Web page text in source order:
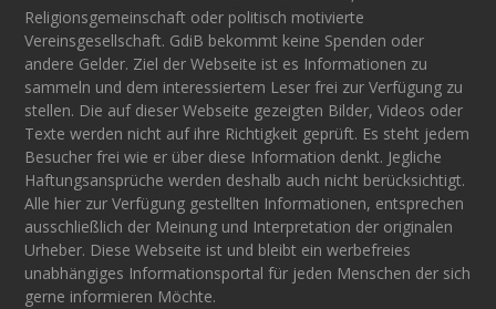
Religionsgemeinschaft oder politisch motivierte
Vereinsgesellschaft. GdiB bekommt keine Spenden oder
andere Gelder. Ziel der Webseite ist es Informationen zu
sammeln und dem interessiertem Leser frei zur Verfügung zu
stellen. Die auf dieser Webseite gezeigten Bilder, Videos oder
Texte werden nicht auf ihre Richtigkeit geprüft. Es steht jedem
Besucher frei wie er über diese Information denkt. Jegliche
Haftungsansprüche werden deshalb auch nicht berücksichtigt.
Alle hier zur Verfügung gestellten Informationen, entsprechen
ausschließlich der Meinung und Interpretation der originalen
Urheber. Diese Webseite ist und bleibt ein werbefreies
unabhängiges Informationsportal für jeden Menschen der sich
gerne informieren Möchte.